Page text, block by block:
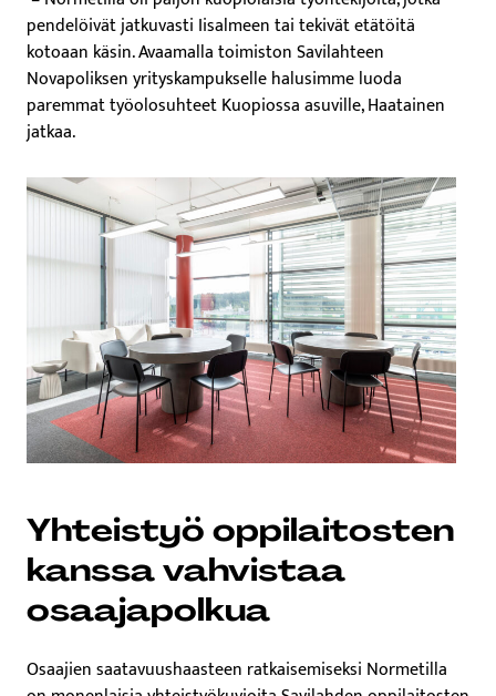
pendelöivät jatkuvasti Iisalmeen tai tekivät etätöitä
kotoaan käsin. Avaamalla toimiston Savilahteen
Novapoliksen yrityskampukselle halusimme luoda
paremmat työolosuhteet Kuopiossa asuville, Haatainen
jatkaa.
Yhteistyö oppilaitosten
kanssa vahvistaa
osaajapolkua
Osaajien saatavuushaasteen ratkaisemiseksi Normetilla